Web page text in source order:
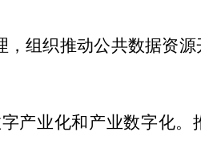
，组织推动公共数据资
产业化和产业数字化。